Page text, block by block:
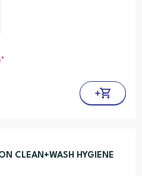
CLEAN+WASH HYGIENE